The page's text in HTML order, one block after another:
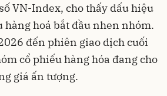
VN-Index, cho thấy dấu hiệu
hàng hoá bắt đầu nhen nhóm.
đến phiên giao dịch cuối
cổ phiếu hàng hóa đang cho
giá ấn tượng.